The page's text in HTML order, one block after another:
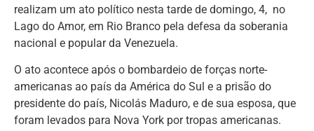
realizam um ato político nesta tarde de domingo, 4, no
Lago do Amor, em Rio Branco pela defesa da soberania
nacional e popular da Venezuela.
O ato acontece após o bombardeio de forças norte-
americanas ao país da América do Sul e a prisão do
presidente do país, Nicolás Maduro, e de sua esposa, que
foram levados para Nova York por tropas americanas.